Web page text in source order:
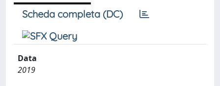
Scheda completa (DC)
Data
2019